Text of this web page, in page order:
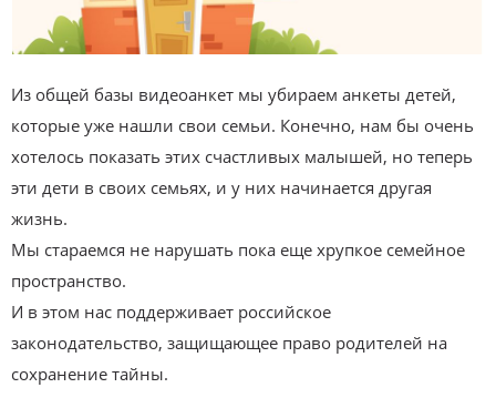
Из общей базы видеоанкет мы убираем анкеты детей,
которые уже нашли свои семьи. Конечно, нам бы очень
хотелось показать этих счастливых малышей, но теперь
эти дети в своих семьях, и у них начинается другая
жизнь.
Мы стараемся не нарушать пока еще хрупкое семейное
пространство.
И в этом нас поддерживает российское
законодательство, защищающее право родителей на
сохранение тайны.